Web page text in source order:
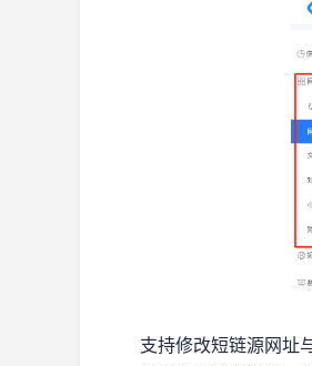
支持修改短链源网址